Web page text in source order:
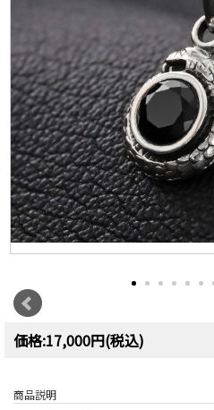
価格:17,000円(税込)
商品説明